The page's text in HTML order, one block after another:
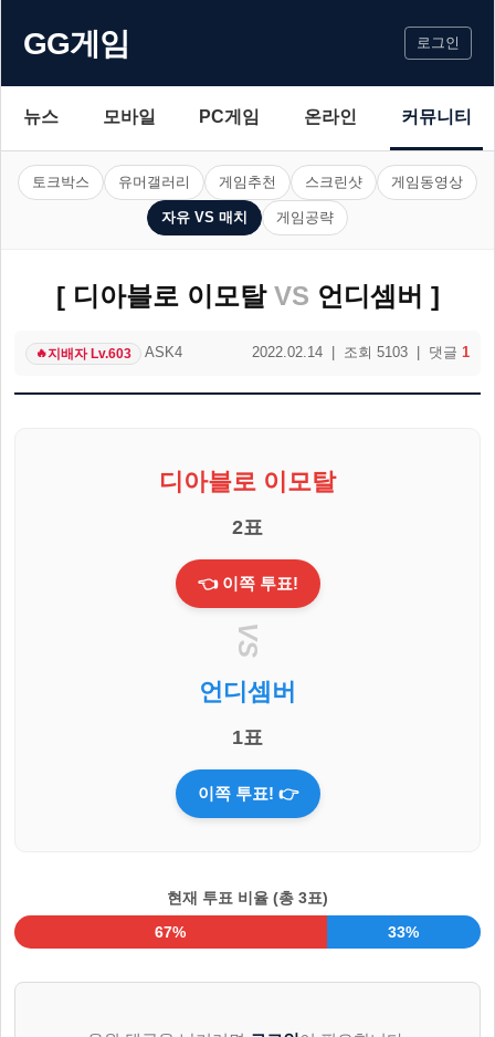
GG게임 로그인
뉴스 모바일 PC게임 온라인 커뮤니티
토크박스 유머갤러리 게임추천 스크린샷 게임동영상
자유 VS 매치 게임공략
[ 디아블로 이모탈 VS 언디셈버 ]
🔥지배자 Lv.603 ASK4 2022.02.14 | 조회 5103 | 댓글 1
디아블로 이모탈
2표
👈 이쪽 투표!
VS
언디셈버
1표
이쪽 투표! 👉
현재 투표 비율 (총 3표)
67%
33%